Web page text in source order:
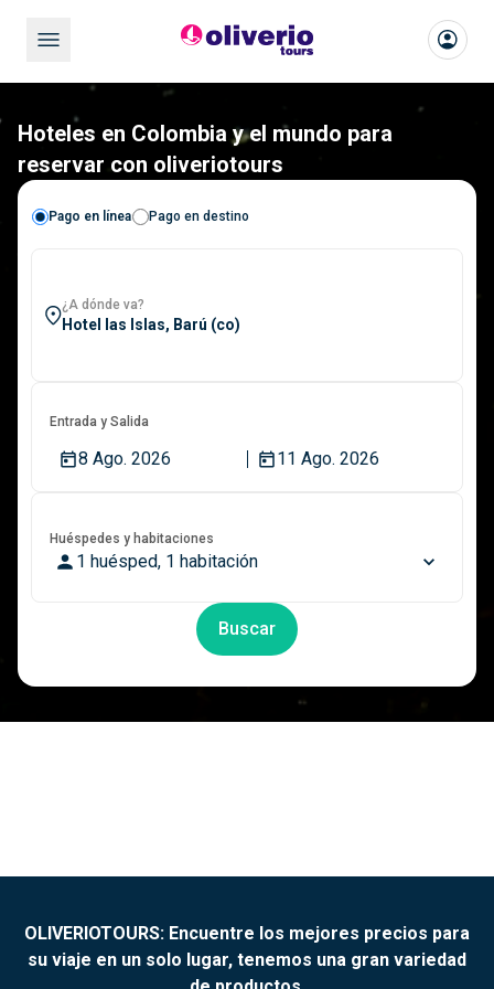
Hoteles en Colombia y el mundo para
reservar con oliveriotours
Pago en línea Pago en destino
¿A dónde va?
Entrada y Salida
8 Ago. 2026 11 Ago. 2026
Huéspedes y habitaciones
1 huésped, 1 habitación
Buscar
OLIVERIOTOURS: Encuentre los mejores precios para
su viaje en un solo lugar, tenemos una gran variedad